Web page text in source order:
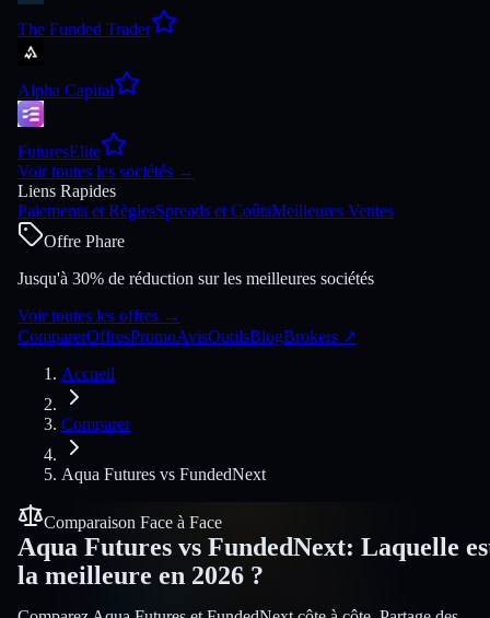
The Funded Trader
Alpha Capital
FuturesElite
Voir toutes les sociétés →
Liens Rapides
Paiements et RèglesSpreads et CoûtsMeilleures Ventes
Offre Phare
Jusqu'à 30% de réduction sur les meilleures sociétés
Voir toutes les offres →
ComparerOffresPromoAvisOutilsBlogBrokers ↗
Accueil
Comparer
Aqua Futures vs FundedNext
Comparaison Face à Face
Aqua Futures vs FundedNext: Laquelle
la meilleure en 2026 ?